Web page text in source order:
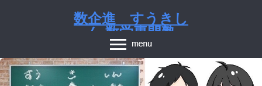
数企進 すうきし
ん 数学専門塾